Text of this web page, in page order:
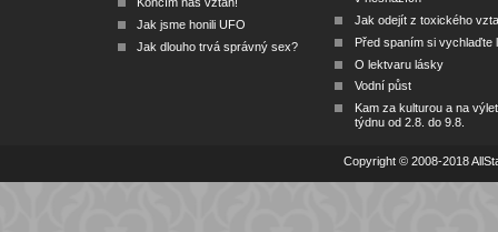
Jak jsme honili UFO
Jak dlouho trvá správný sex?
Jak odejít z toxického
Před spaním si vychlaďte
O lektvaru lásky
Vodní půst
Kam za kulturou a na
týdnu od 2.8. do 9.8.
Copyright © 2008-2018